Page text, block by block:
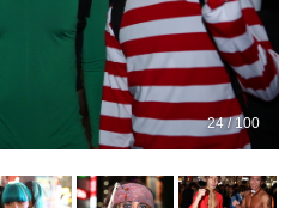
24 / 100